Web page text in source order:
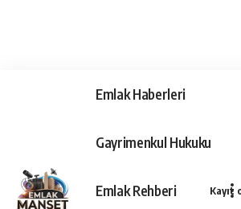
Emlak Haberleri
Gayrimenkul Hukuku
Emlak Rehberi Kayıt